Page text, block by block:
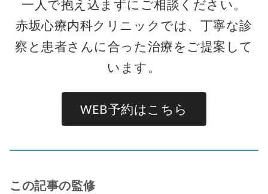
一人で抱え込まずにご相談ください。
赤坂心療内科クリニックでは、丁寧な診
察と患者さんに合った治療をご提案して
います。
WEB予約はこちら
この記事の監修